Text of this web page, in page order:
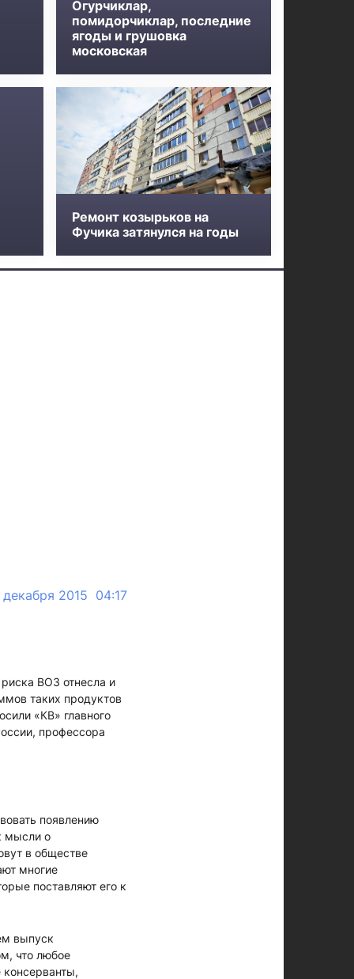
Огурчиклар,
помидорчиклар, последние
ягоды и грушовка
московская
Ремонт козырьков на
Фучика затянулся на годы
декабря 2015 04:17
ВОЗ отнесла и
таких продуктов
«КВ» главного
профессора
появлению
мысли о
в обществе
многие
поставляют его к
выпуск
что любое